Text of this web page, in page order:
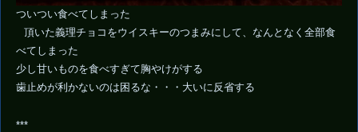
ついつい食べてしまった
頂いた義理チョコをウイスキーのつまみにして、なんとなく全部食
べてしまった
少し甘いものを食べすぎて胸やけがする
歯止めが利かないのは困るな・・・大いに反省する
***